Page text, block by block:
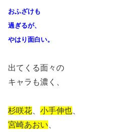
おふざけも
過ぎるが、
やはり面白い。
出てくる面々の
キャラも濃く、
杉咲花 小手伸也
宮崎あおい